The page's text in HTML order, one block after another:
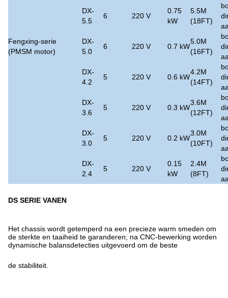
Fengxing-serie
(PMSM motor)
DX-
5.5
6 220 V
0.75
kW
5.5M
(18FT)
DX-
5.0
6 220 V 0.7 kW
5.0M
(16FT)
DX-
4.2
5 220 V 0.6 kW
4.2M
(14FT)
DX-
3.6
5 220 V 0.3 kW
3.6M
(12FT)
DX-
3.0
5 220 V 0.2 kW
3.0M
(10FT)
DX-
2.4
5 220 V
0.15
kW
2.4M
(8FT)
DS SERIE VANEN
Het chassis wordt getemperd na een precieze warm smeden om
de sterkte en taaiheid te garanderen; na CNC-bewerking worden
dynamische balansdetecties uitgevoerd om de beste
de stabiliteit.